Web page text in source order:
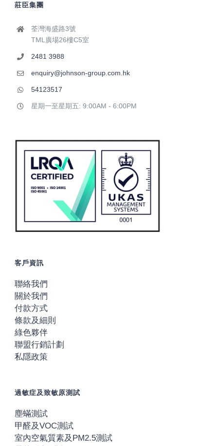
莊臣集團
荃灣海盛路3號
TML廣場26樓C5室
2481 3988
enquiry@johnson-group.com.hk
54123517
星期一至星期五: 9:00AM - 6:00PM
客戶資訊
聯絡我們
關於我們
付款方式
條款及細則
綠色夥伴
聯盟行銷計劃
私隱政策
過敏症及致敏原測試
塵蟎測試
甲醛及VOC測試
室內空氣質素及PM2.5測試